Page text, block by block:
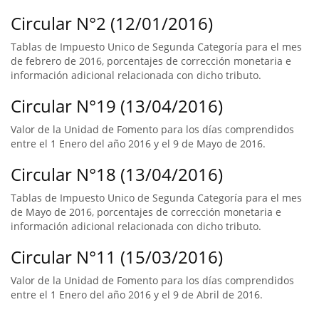
Circular N°2 (12/01/2016)
Tablas de Impuesto Unico de Segunda Categoría para el mes
de febrero de 2016, porcentajes de corrección monetaria e
información adicional relacionada con dicho tributo.
Circular N°19 (13/04/2016)
Valor de la Unidad de Fomento para los días comprendidos
entre el 1 Enero del año 2016 y el 9 de Mayo de 2016.
Circular N°18 (13/04/2016)
Tablas de Impuesto Unico de Segunda Categoría para el mes
de Mayo de 2016, porcentajes de corrección monetaria e
información adicional relacionada con dicho tributo.
Circular N°11 (15/03/2016)
Valor de la Unidad de Fomento para los días comprendidos
entre el 1 Enero del año 2016 y el 9 de Abril de 2016.